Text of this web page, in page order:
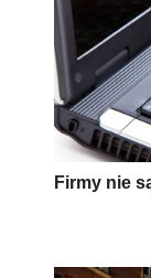
Firmy nie